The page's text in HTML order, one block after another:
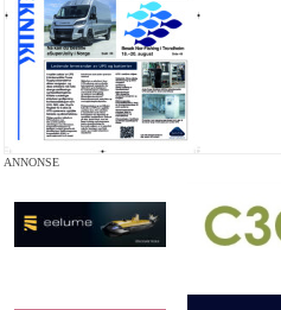
ANNONSE